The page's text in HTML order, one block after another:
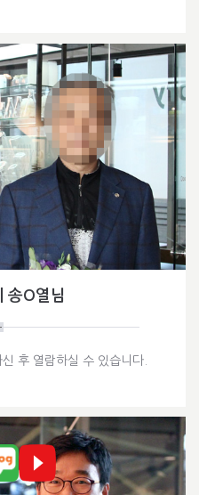
송O열님
후 열람하실 수 있습니다.